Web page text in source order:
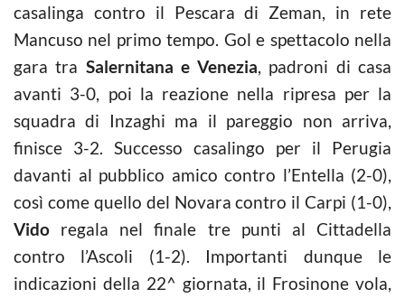
casalinga contro il Pescara di Zeman, in rete
Mancuso nel primo tempo. Gol e spettacolo nella
gara tra Salernitana e Venezia, padroni di casa
avanti 3-0, poi la reazione nella ripresa per la
squadra di Inzaghi ma il pareggio non arriva,
finisce 3-2. Successo casalingo per il Perugia
davanti al pubblico amico contro l’Entella (2-0),
così come quello del Novara contro il Carpi (1-0),
Vido regala nel finale tre punti al Cittadella
contro l’Ascoli (1-2). Importanti dunque le
indicazioni della 22^ giornata, il Frosinone vola,